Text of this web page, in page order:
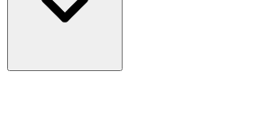
méconnus, des canyons colorés de Tupiza